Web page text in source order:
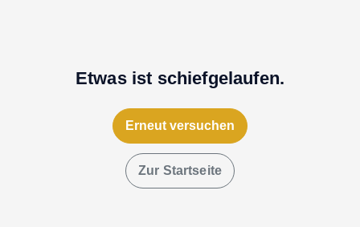
Etwas ist schiefgelaufen.
Erneut versuchen
Zur Startseite